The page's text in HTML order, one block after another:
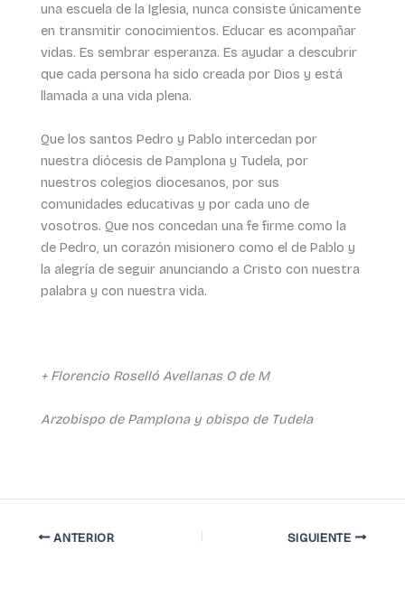
una escuela de la Iglesia, nunca consiste únicamente
en transmitir conocimientos. Educar es acompañar
vidas. Es sembrar esperanza. Es ayudar a descubrir
que cada persona ha sido creada por Dios y está
llamada a una vida plena.
Que los santos Pedro y Pablo intercedan por
nuestra diócesis de Pamplona y Tudela, por
nuestros colegios diocesanos, por sus
comunidades educativas y por cada uno de
vosotros. Que nos concedan una fe firme como la
de Pedro, un corazón misionero como el de Pablo y
la alegría de seguir anunciando a Cristo con nuestra
palabra y con nuestra vida.
+ Florencio Roselló Avellanas O de M
Arzobispo de Pamplona y obispo de Tudela
ANTERIOR SIGUIENTE